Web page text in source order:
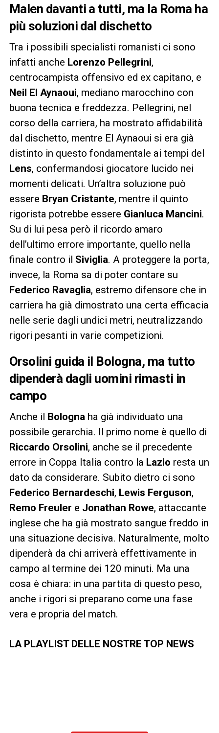
Malen davanti a tutti, ma la Roma ha
più soluzioni dal dischetto
Tra i possibili specialisti romanisti ci sono
infatti anche Lorenzo Pellegrini,
centrocampista offensivo ed ex capitano, e
Neil El Aynaoui, mediano marocchino con
buona tecnica e freddezza. Pellegrini, nel
corso della carriera, ha mostrato affidabilità
dal dischetto, mentre El Aynaoui si era già
distinto in questo fondamentale ai tempi del
Lens, confermandosi giocatore lucido nei
momenti delicati. Un’altra soluzione può
essere Bryan Cristante, mentre il quinto
rigorista potrebbe essere Gianluca Mancini.
Su di lui pesa però il ricordo amaro
dell’ultimo errore importante, quello nella
finale contro il Siviglia. A proteggere la porta,
invece, la Roma sa di poter contare su
Federico Ravaglia, estremo difensore che in
carriera ha già dimostrato una certa efficacia
nelle serie dagli undici metri, neutralizzando
rigori pesanti in varie competizioni.
Orsolini guida il Bologna, ma tutto
dipenderà dagli uomini rimasti in
campo
Anche il Bologna ha già individuato una
possibile gerarchia. Il primo nome è quello di
Riccardo Orsolini, anche se il precedente
errore in Coppa Italia contro la Lazio resta un
dato da considerare. Subito dietro ci sono
Federico Bernardeschi, Lewis Ferguson,
Remo Freuler e Jonathan Rowe, attaccante
inglese che ha già mostrato sangue freddo in
una situazione decisiva. Naturalmente, molto
dipenderà da chi arriverà effettivamente in
campo al termine dei 120 minuti. Ma una
cosa è chiara: in una partita di questo peso,
anche i rigori si preparano come una fase
vera e propria del match.
LA PLAYLIST DELLE NOSTRE TOP NEWS